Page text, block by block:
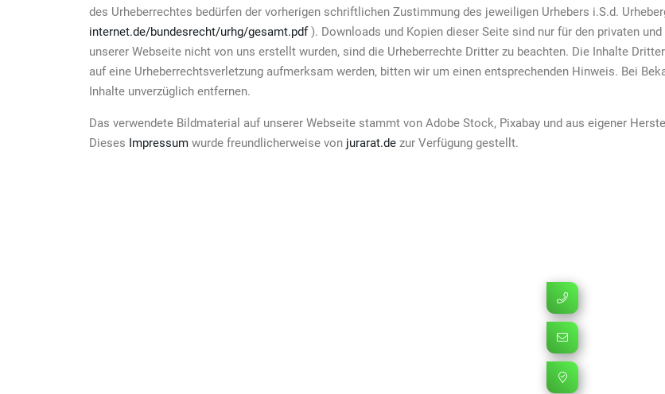
des Urheberrechtes bedürfen der vorherigen schriftlichen Zustimmung des jeweiligen Urhebers i.S.d.
internet.de/bundesrecht/urhg/gesamt.pdf). Downloads und Kopien dieser Seite sind nur für den privaten
unserer Webseite nicht von uns erstellt wurden, sind die Urheberrechte Dritter zu beachten. Die Inhalte
auf eine Urheberrechtsverletzung aufmerksam werden, bitten wir um einen entsprechenden Hinweis. Bei
Inhalte unverzüglich entfernen.
Das verwendete Bildmaterial auf unserer Webseite stammt von Adobe Stock, Pixabay und aus eigener
Dieses Impressum wurde freundlicherweise von jurarat.de zur Verfügung gestellt.